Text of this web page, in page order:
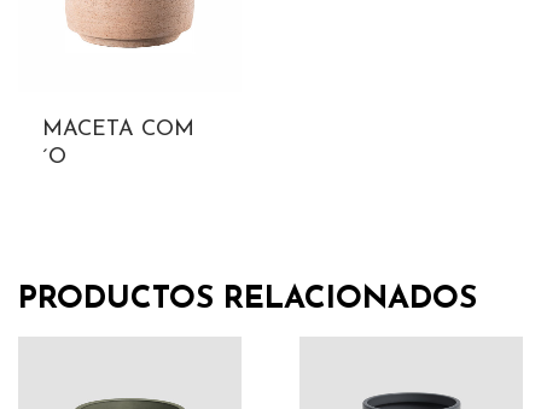
MACETA COM
´O
PRODUCTOS RELACIONADOS